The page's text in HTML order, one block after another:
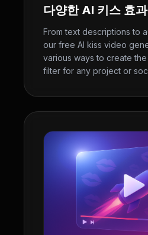
다양한 AI 키스 효
From text descriptions to
our free AI kiss video
various ways to create
filter for any project or